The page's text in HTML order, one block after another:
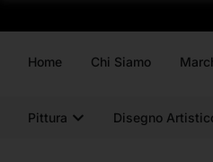
Home Chi Siamo
Pittura Disegno